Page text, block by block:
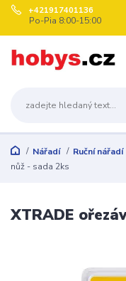
+421917401136
Po-Pia 8:00-15:00
Nářadí Ruční nářadí
nůž - sada 2ks
XTRADE